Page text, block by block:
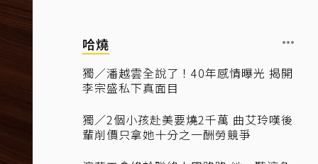
哈燒
獨／潘越雲全說了！40年感情曝光 揭開
李宗盛私下真面目
獨／2個小孩赴美要燒2千萬 曲艾玲嘆後
輩削價只拿她十分之一酬勞競爭